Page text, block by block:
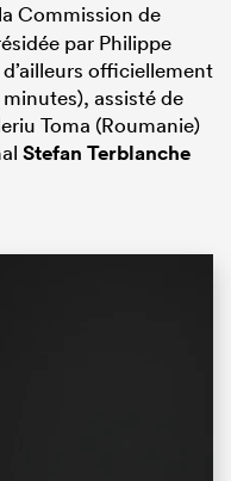
Commission de
par Philippe
officiellement
assisté de
Toma (Roumanie)
Stefan Terblanche